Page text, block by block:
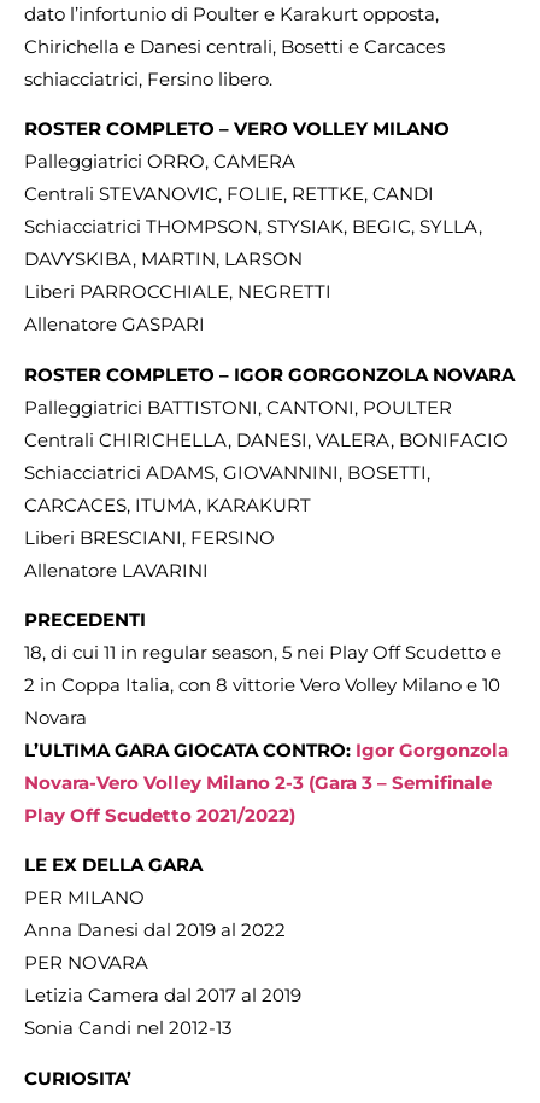
dato l’infortunio di Poulter e Karakurt opposta,
Chirichella e Danesi centrali, Bosetti e Carcaces
schiacciatrici, Fersino libero.
ROSTER COMPLETO – VERO VOLLEY MILANO
Palleggiatrici ORRO, CAMERA
Centrali STEVANOVIC, FOLIE, RETTKE, CANDI
Schiacciatrici THOMPSON, STYSIAK, BEGIC, SYLLA,
DAVYSKIBA, MARTIN, LARSON
Liberi PARROCCHIALE, NEGRETTI
Allenatore GASPARI
ROSTER COMPLETO – IGOR GORGONZOLA NOVARA
Palleggiatrici BATTISTONI, CANTONI, POULTER
Centrali CHIRICHELLA, DANESI, VALERA, BONIFACIO
Schiacciatrici ADAMS, GIOVANNINI, BOSETTI,
CARCACES, ITUMA, KARAKURT
Liberi BRESCIANI, FERSINO
Allenatore LAVARINI
PRECEDENTI
18, di cui 11 in regular season, 5 nei Play Off Scudetto e
2 in Coppa Italia, con 8 vittorie Vero Volley Milano e 10
Novara
L’ULTIMA GARA GIOCATA CONTRO: Igor Gorgonzola
Novara-Vero Volley Milano 2-3 (Gara 3 – Semifinale
Play Off Scudetto 2021/2022)
LE EX DELLA GARA
PER MILANO
Anna Danesi dal 2019 al 2022
PER NOVARA
Letizia Camera dal 2017 al 2019
Sonia Candi nel 2012-13
CURIOSITA’